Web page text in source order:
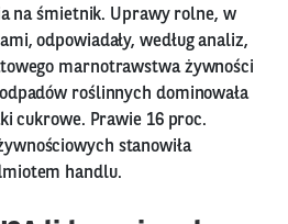
na śmietnik. Uprawy rolne, w
odpowiadały, według analiz,
marnotrawstwa żywności
roślinnych dominowała
cukrowe. Prawie 16 proc.
stanowiła
handlu.